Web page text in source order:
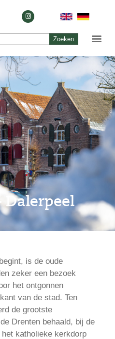
Zoeken
Dalerpeel
is de oude
zeker een bezoek
het ontgonnen
van de stad. Ten
de grootste
Drenten behaald, bij de
katholieke kerkdorp